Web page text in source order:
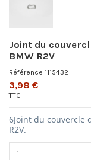
Joint du
BMW R2V
Référence 1115432
3,98 €
TTC
6Joint du couvercle
R2V.